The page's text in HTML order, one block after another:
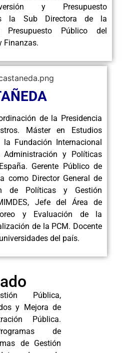
y Presupuesto
la Sub Directora de la
Presupuesto Público del
Finanzas.
de la Presidencia
Máster en Estudios
Fundación Internacional
y Políticas
Gerente Público de
como Director General de
de Políticas y Gestión
Jefe del Área de
y Evaluación de la
de la PCM. Docente
del país.
Pública,
y Mejora de
Pública.
de
de Gestión